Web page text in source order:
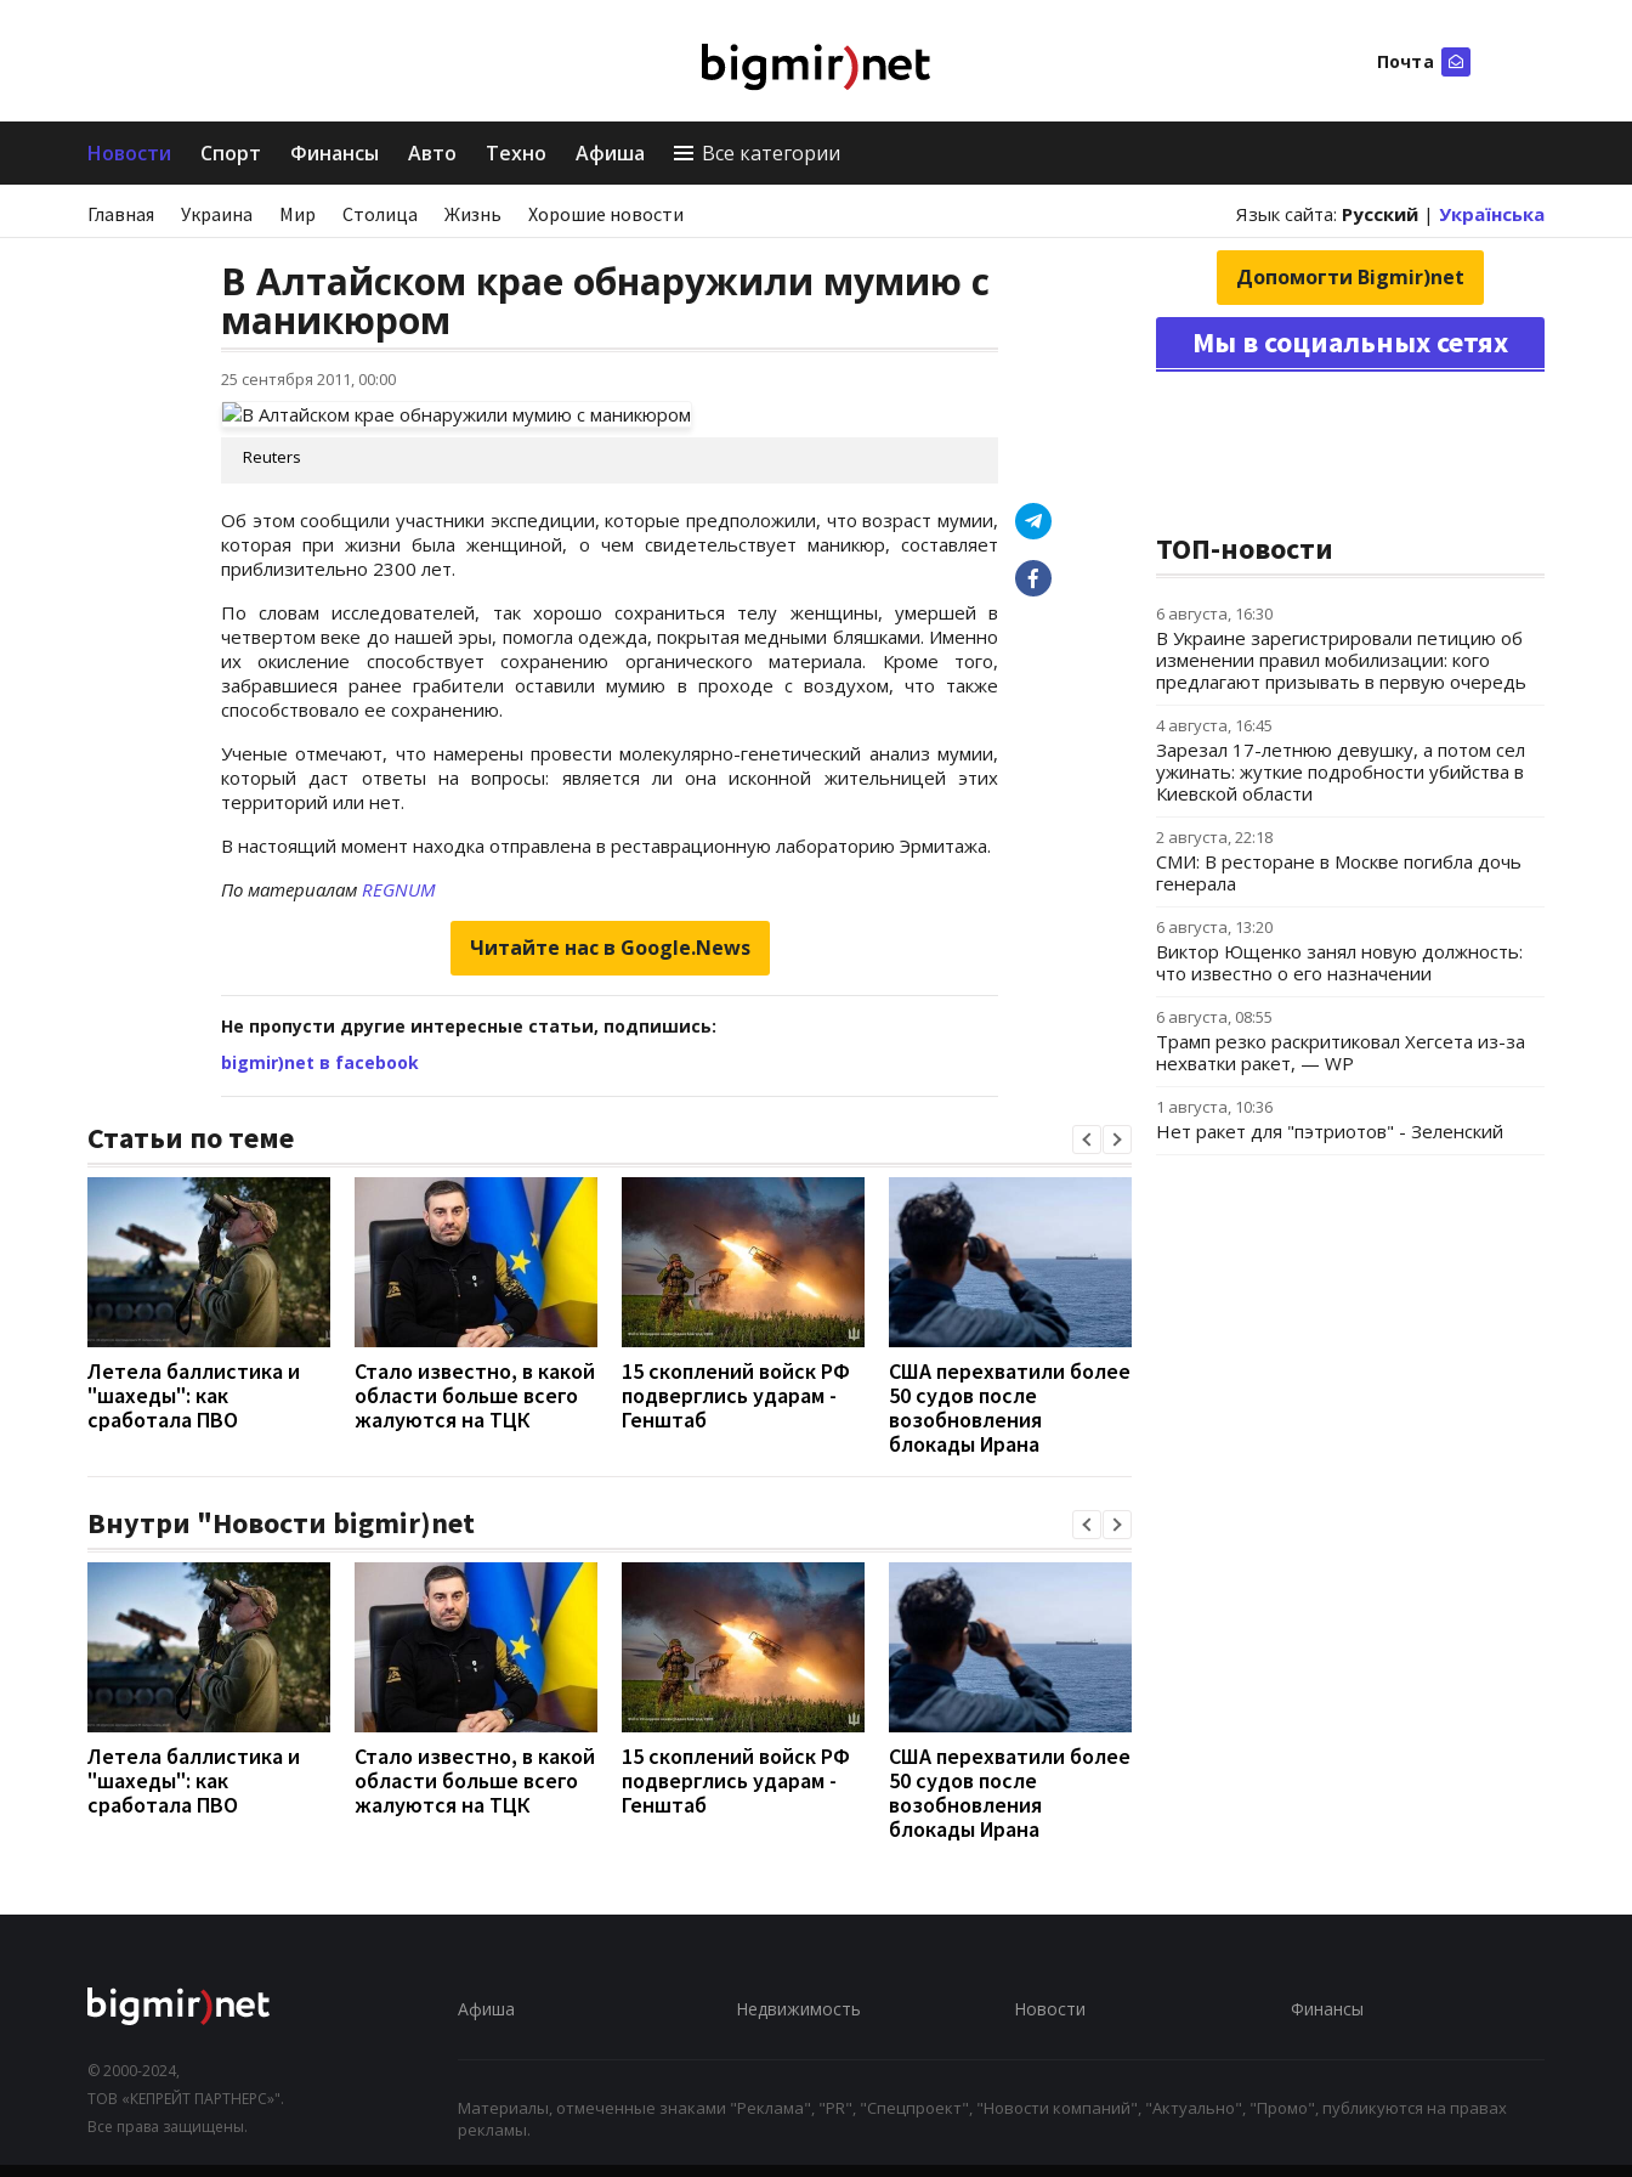
Почта
Новости Спорт Финансы Авто Техно Афиша Все категории
Главная Украина Мир Столица Жизнь Хорошие новости Язык сайта: Русский | Українська
В Алтайском крае обнаружили мумию с
маникюром
25 сентября 2011, 00:00
Reuters
Об этом сообщили участники экспедиции, которые предположили, что возраст мумии,
которая при жизни была женщиной, о чем свидетельствует маникюр, составляет
приблизительно 2300 лет.
По словам исследователей, так хорошо сохраниться телу женщины, умершей в
четвертом веке до нашей эры, помогла одежда, покрытая медными бляшками. Именно
их окисление способствует сохранению органического материала. Кроме того,
забравшиеся ранее грабители оставили мумию в проходе с воздухом, что также
способствовало ее сохранению.
Ученые отмечают, что намерены провести молекулярно-генетический анализ мумии,
который даст ответы на вопросы: является ли она исконной жительницей этих
территорий или нет.
В настоящий момент находка отправлена в реставрационную лабораторию Эрмитажа.
По материалам REGNUM
Читайте нас в Google.News
Не пропусти другие интересные статьи, подпишись:
bigmir)net в facebook
Статьи по теме
Летела баллистика и
"шахеды": как
сработала ПВО
Стало известно, в какой
области больше всего
жалуются на ТЦК
15 скоплений войск РФ
подверглись ударам -
Генштаб
США перехватили более
50 судов после
возобновления
блокады Ирана
Внутри "Новости bigmir)net
Летела баллистика и
"шахеды": как
сработала ПВО
Стало известно, в какой
области больше всего
жалуются на ТЦК
15 скоплений войск РФ
подверглись ударам -
Генштаб
США перехватили более
50 судов после
возобновления
блокады Ирана
Допомогти Bigmir)net
Мы в социальных сетях
ТОП-новости
6 августа, 16:30
В Украине зарегистрировали петицию об
изменении правил мобилизации: кого
предлагают призывать в первую очередь
4 августа, 16:45
Зарезал 17-летнюю девушку, а потом сел
ужинать: жуткие подробности убийства в
Киевской области
2 августа, 22:18
СМИ: В ресторане в Москве погибла дочь
генерала
6 августа, 13:20
Виктор Ющенко занял новую должность:
что известно о его назначении
6 августа, 08:55
Трамп резко раскритиковал Хегсета из-за
нехватки ракет, — WP
1 августа, 10:36
Нет ракет для "пэтриотов" - Зеленский
© 2000-2024,
ТОВ «КЕПРЕЙТ ПАРТНЕРС»".
Все права защищены.
Афиша Недвижимость Новости Финансы
Материалы, отмеченные знаками "Реклама", "PR", "Спецпроект", "Новости компаний", "Актуально", "Промо", публикуются на правах
рекламы.